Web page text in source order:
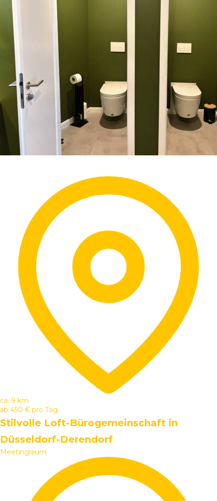
ca. 9 km
ab 450 € pro Tag
Stilvolle Loft-Bürogemeinschaft in
Düsseldorf-Derendorf
Meetingraum